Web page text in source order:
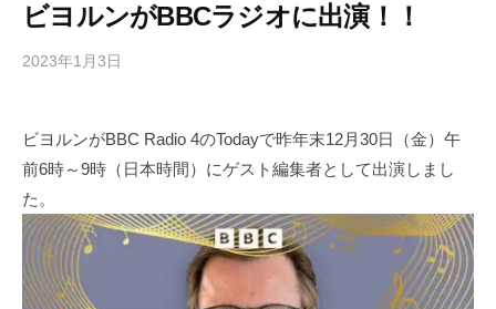
ビヨルンがBBCラジオに出演！！
2023年1月3日
i
g
s
h
の
コ
ン
ト
ビヨルンがBBC Radio 4のTodayで昨年末12月30日（金）午
前6時～9時（日本時間）にゲスト編集者として出演しまし
た。